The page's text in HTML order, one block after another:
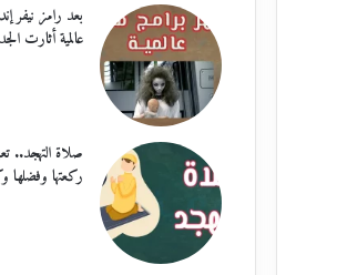
عالمية أثارت
صلاة التهجد..
ركعتها وفضلها